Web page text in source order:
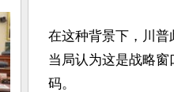
在这种背景下，川
当局认为这是战略
码。